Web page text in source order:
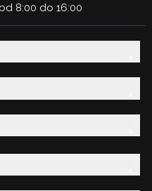
8:00 do 16:00